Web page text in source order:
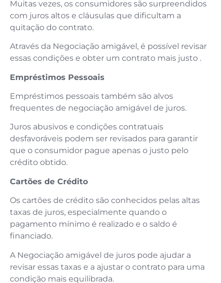
Muitas vezes, os consumidores são surpreendidos
com juros altos e cláusulas que dificultam a
quitação do contrato.
Através da Negociação amigável, é possível revisar
essas condições e obter um contrato mais justo .
Empréstimos Pessoais
Empréstimos pessoais também são alvos
frequentes de negociação amigável de juros.
Juros abusivos e condições contratuais
desfavoráveis podem ser revisados para garantir
que o consumidor pague apenas o justo pelo
crédito obtido.
Cartões de Crédito
Os cartões de crédito são conhecidos pelas altas
taxas de juros, especialmente quando o
pagamento mínimo é realizado e o saldo é
financiado.
A Negociação amigável de juros pode ajudar a
revisar essas taxas e a ajustar o contrato para uma
condição mais equilibrada.